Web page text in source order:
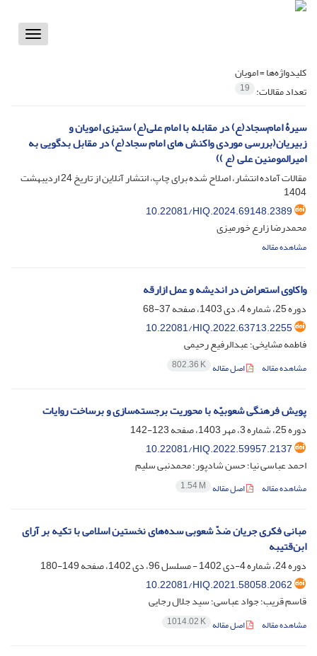
Toggle
کلیدواژه‌ها =امویان
تعداد مقالات: 19
سیرۀ امام‌سجاد(ع) در مقابله با امام علی(ع) ستیزی امویان و
زبیریان(بررسی موردی واکنش های امام سجاد(ع) در مقابل بدگویی به
امیرالمومنین علی (ع ))
مقالات آماده انتشار، اصلاح شده برای چاپ، انتشار آنلاین از تاریخ 24 اردیبهشت
1404
10.22081/HIQ.2024.69148.2389
محمدرضا زارع خورمیزی
مشاهده مقاله
واکاوی استعراض در اندیشه و عمل ازارقه
دوره 25، شماره 4، دی 1403، صفحه
37-68
10.22081/HIQ.2022.63713.2255
فاطمه مشایخی؛ عبدالرفیع رحیمی
مشاهده مقاله اصل مقاله 802.36 K
پویش فرهنگی شعوبیّه با محوریت برجسته‌سازی و برساخت روایات
دوره 25، شماره 3، مهر 1403، صفحه
123-142
10.22081/HIQ.2022.59957.2137
احمد عباسی نیا؛ حسن شادپور؛ محمدنبی سلیم
مشاهده مقاله اصل مقاله 1.54 M
مبانی فکری جریان ضدّ شعوبی سده‌های نخستین اسلامی با تکیه بر آرای
ابن‌قتیبه
دوره 24، شماره 4-دی 1402 - مسلسل 96، دی 1402، صفحه
149-180
10.22081/HIQ.2021.58058.2062
قاسم قریب؛ جواد عباسی؛ سید جلال رجایی
مشاهده مقاله اصل مقاله 1014.02 K